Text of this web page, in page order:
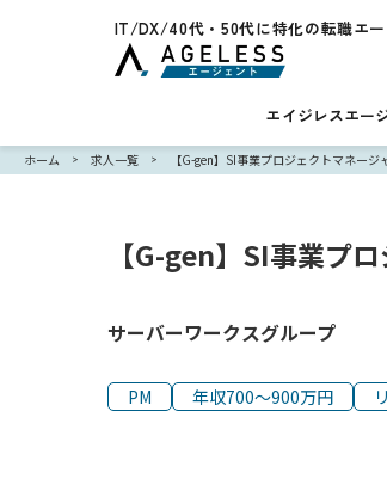
IT/DX/40代・50代に特化の転職エー
エイジレスエー
ホーム > 求人一覧 > 【G-gen】SI事業プロジェクトマネージ
【G-gen】SI事業プ
サーバーワークスグループ
PM 年収700～900万円